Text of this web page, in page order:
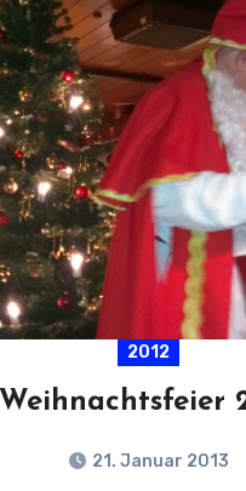
2012
Weihnachtsfeier
21. Januar 2013